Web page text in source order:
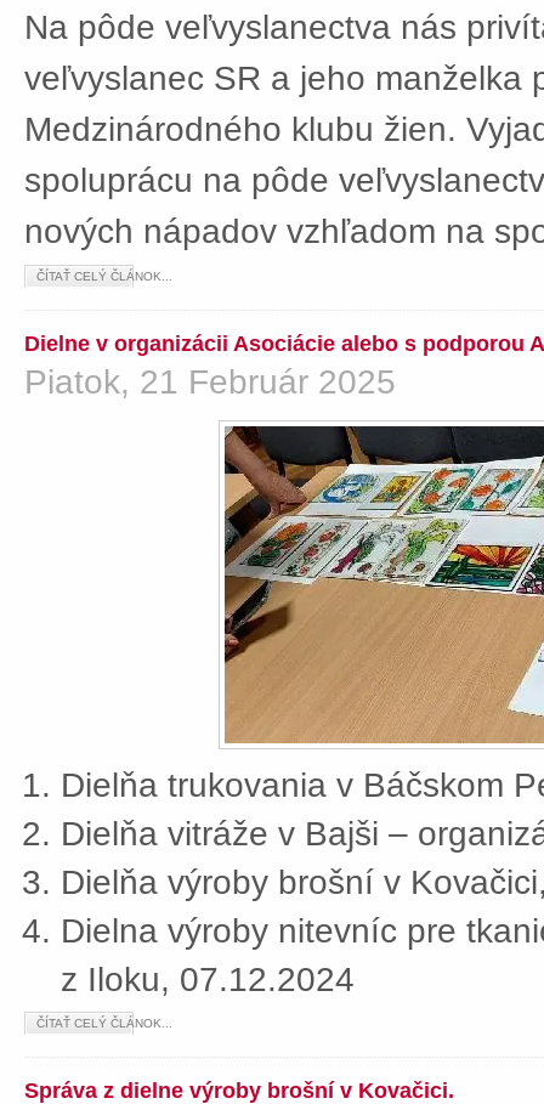
Na pôde veľvyslanectva nás
veľvyslanec SR a jeho manželka
Medzinárodného klubu žien.
spoluprácu na pôde
nových nápadov vzhľadom na
ČÍTAŤ CELÝ ČLÁNOK...
Dielne v organizácii Asociácie alebo s podporou
Piatok, 21 Február 2025
Dielňa trukovania v Báčskom
Dielňa vitráže v Bajši –
Dielňa výroby brošní v
Dielna výroby nitevníc pre
z Iloku, 07.12.2024
ČÍTAŤ CELÝ ČLÁNOK...
Správa z dielne výroby brošní v Kovačici.